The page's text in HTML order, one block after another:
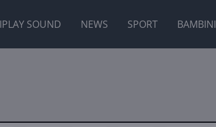
SOUND NEWS SPORT BAMBINI